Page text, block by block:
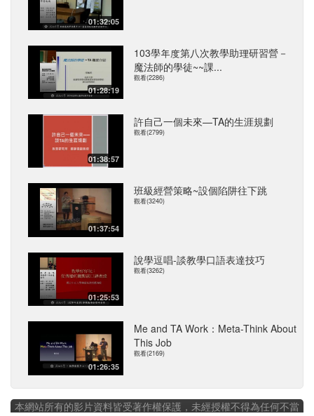
01:32:05
01:28:19
103學年度第八次教學助理研習營－
魔法師的學徒~~課...
觀看(2286)
01:38:57
許自己一個未來—TA的生涯規劃
觀看(2799)
01:37:54
班級經營策略~設個陷阱往下跳
觀看(3240)
01:25:53
說學逗唱-談教學口語表達技巧
觀看(3262)
01:26:35
Me and TA Work：Meta-Think About
This Job
觀看(2169)
本網站所有的影片資料皆受著作權保護，未經授權不得為任何不當